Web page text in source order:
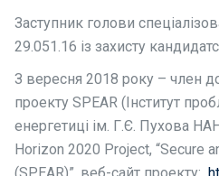
Заступник голови
29.051.16 із захисту
З вересня 2018 року – член
проекту SPEAR (Інститут
енергетиці ім. Г.Є. Пухова
Horizon 2020 Project, “Secure